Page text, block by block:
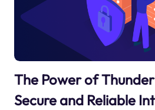
The Power of
Secure and Reliable